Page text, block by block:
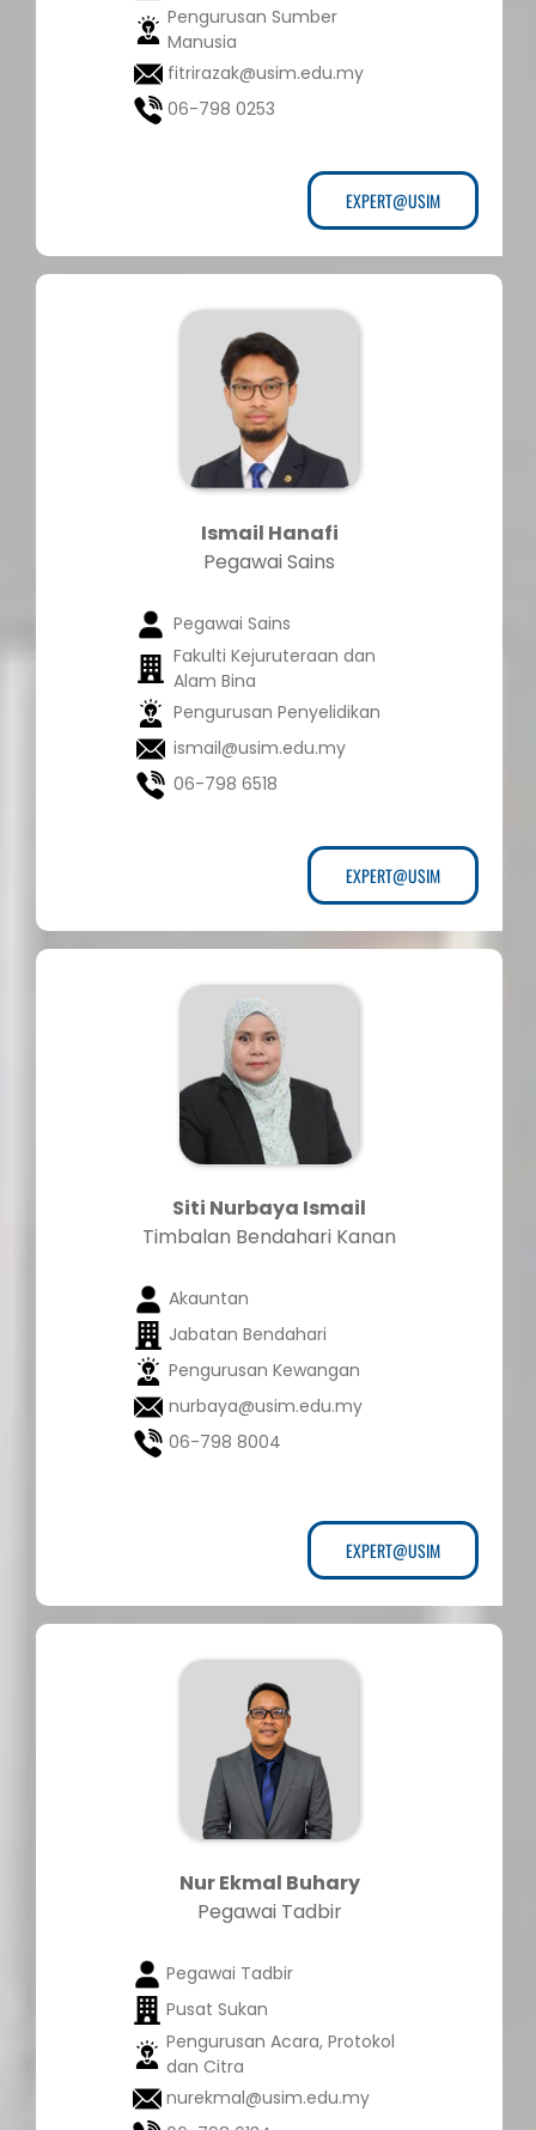
Pengurusan Sumber
Manusia
fitrirazak@usim.edu.my
06-798 0253
EXPERT@USIM
Ismail Hanafi
Pegawai Sains
Pegawai Sains
Fakulti Kejuruteraan dan
Alam Bina
Pengurusan Penyelidikan
ismail@usim.edu.my
06-798 6518
EXPERT@USIM
Siti Nurbaya Ismail
Timbalan Bendahari Kanan
Akauntan
Jabatan Bendahari
Pengurusan Kewangan
nurbaya@usim.edu.my
06-798 8004
EXPERT@USIM
Nur Ekmal Buhary
Pegawai Tadbir
Pegawai Tadbir
Pusat Sukan
Pengurusan Acara, Protokol
dan Citra
nurekmal@usim.edu.my